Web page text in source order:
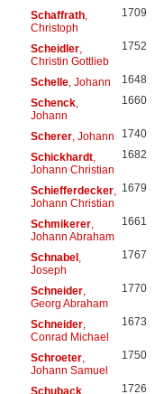
Schaffrath,
Christoph
1709
Scheidler,
Christin Gottlieb
1752
Schelle, Johann 1648
Schenck,
Johann
1660
Scherer, Johann 1740
Schickhardt,
Johann Christian
1682
Schiefferdecker,
Johann Christian
1679
Schmikerer,
Johann Abraham
1661
Schnabel,
Joseph
1767
Schneider,
Georg Abraham
1770
Schneider,
Conrad Michael
1673
Schroeter,
Johann Samuel
1750
Schuback,
1726